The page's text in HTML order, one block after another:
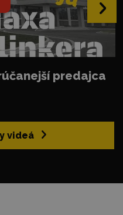
videá
predajca
›